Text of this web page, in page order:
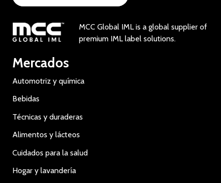
MCC Global IML is a global supplier of
premium IML label solutions.
Mercados
Automotriz y química
Bebidas
Técnicas y duraderas
Alimentos y lácteos
Cuidados para la salud
Hogar y lavandería